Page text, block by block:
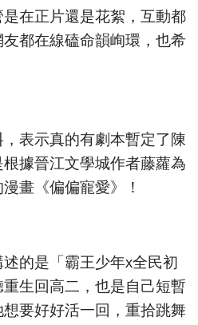
在正片還是花絮，互動都
都在線磕命韻峋環，也希
表示真的有劇本暫定了陳
據晉江文學城作者藤蘿為
畫《偏偏寵愛》！
的是「霸王少年x全民初
生回高二，也是自己短暫
要好好活一回，重拾跳舞